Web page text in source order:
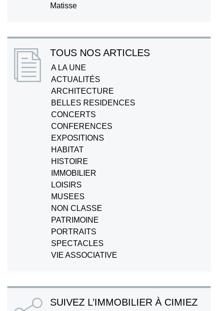
Matisse
TOUS NOS ARTICLES
A LA UNE
ACTUALITÉS
ARCHITECTURE
BELLES RESIDENCES
CONCERTS
CONFERENCES
EXPOSITIONS
HABITAT
HISTOIRE
IMMOBILIER
LOISIRS
MUSEES
NON CLASSE
PATRIMOINE
PORTRAITS
SPECTACLES
VIE ASSOCIATIVE
SUIVEZ L’IMMOBILIER À CIMIEZ